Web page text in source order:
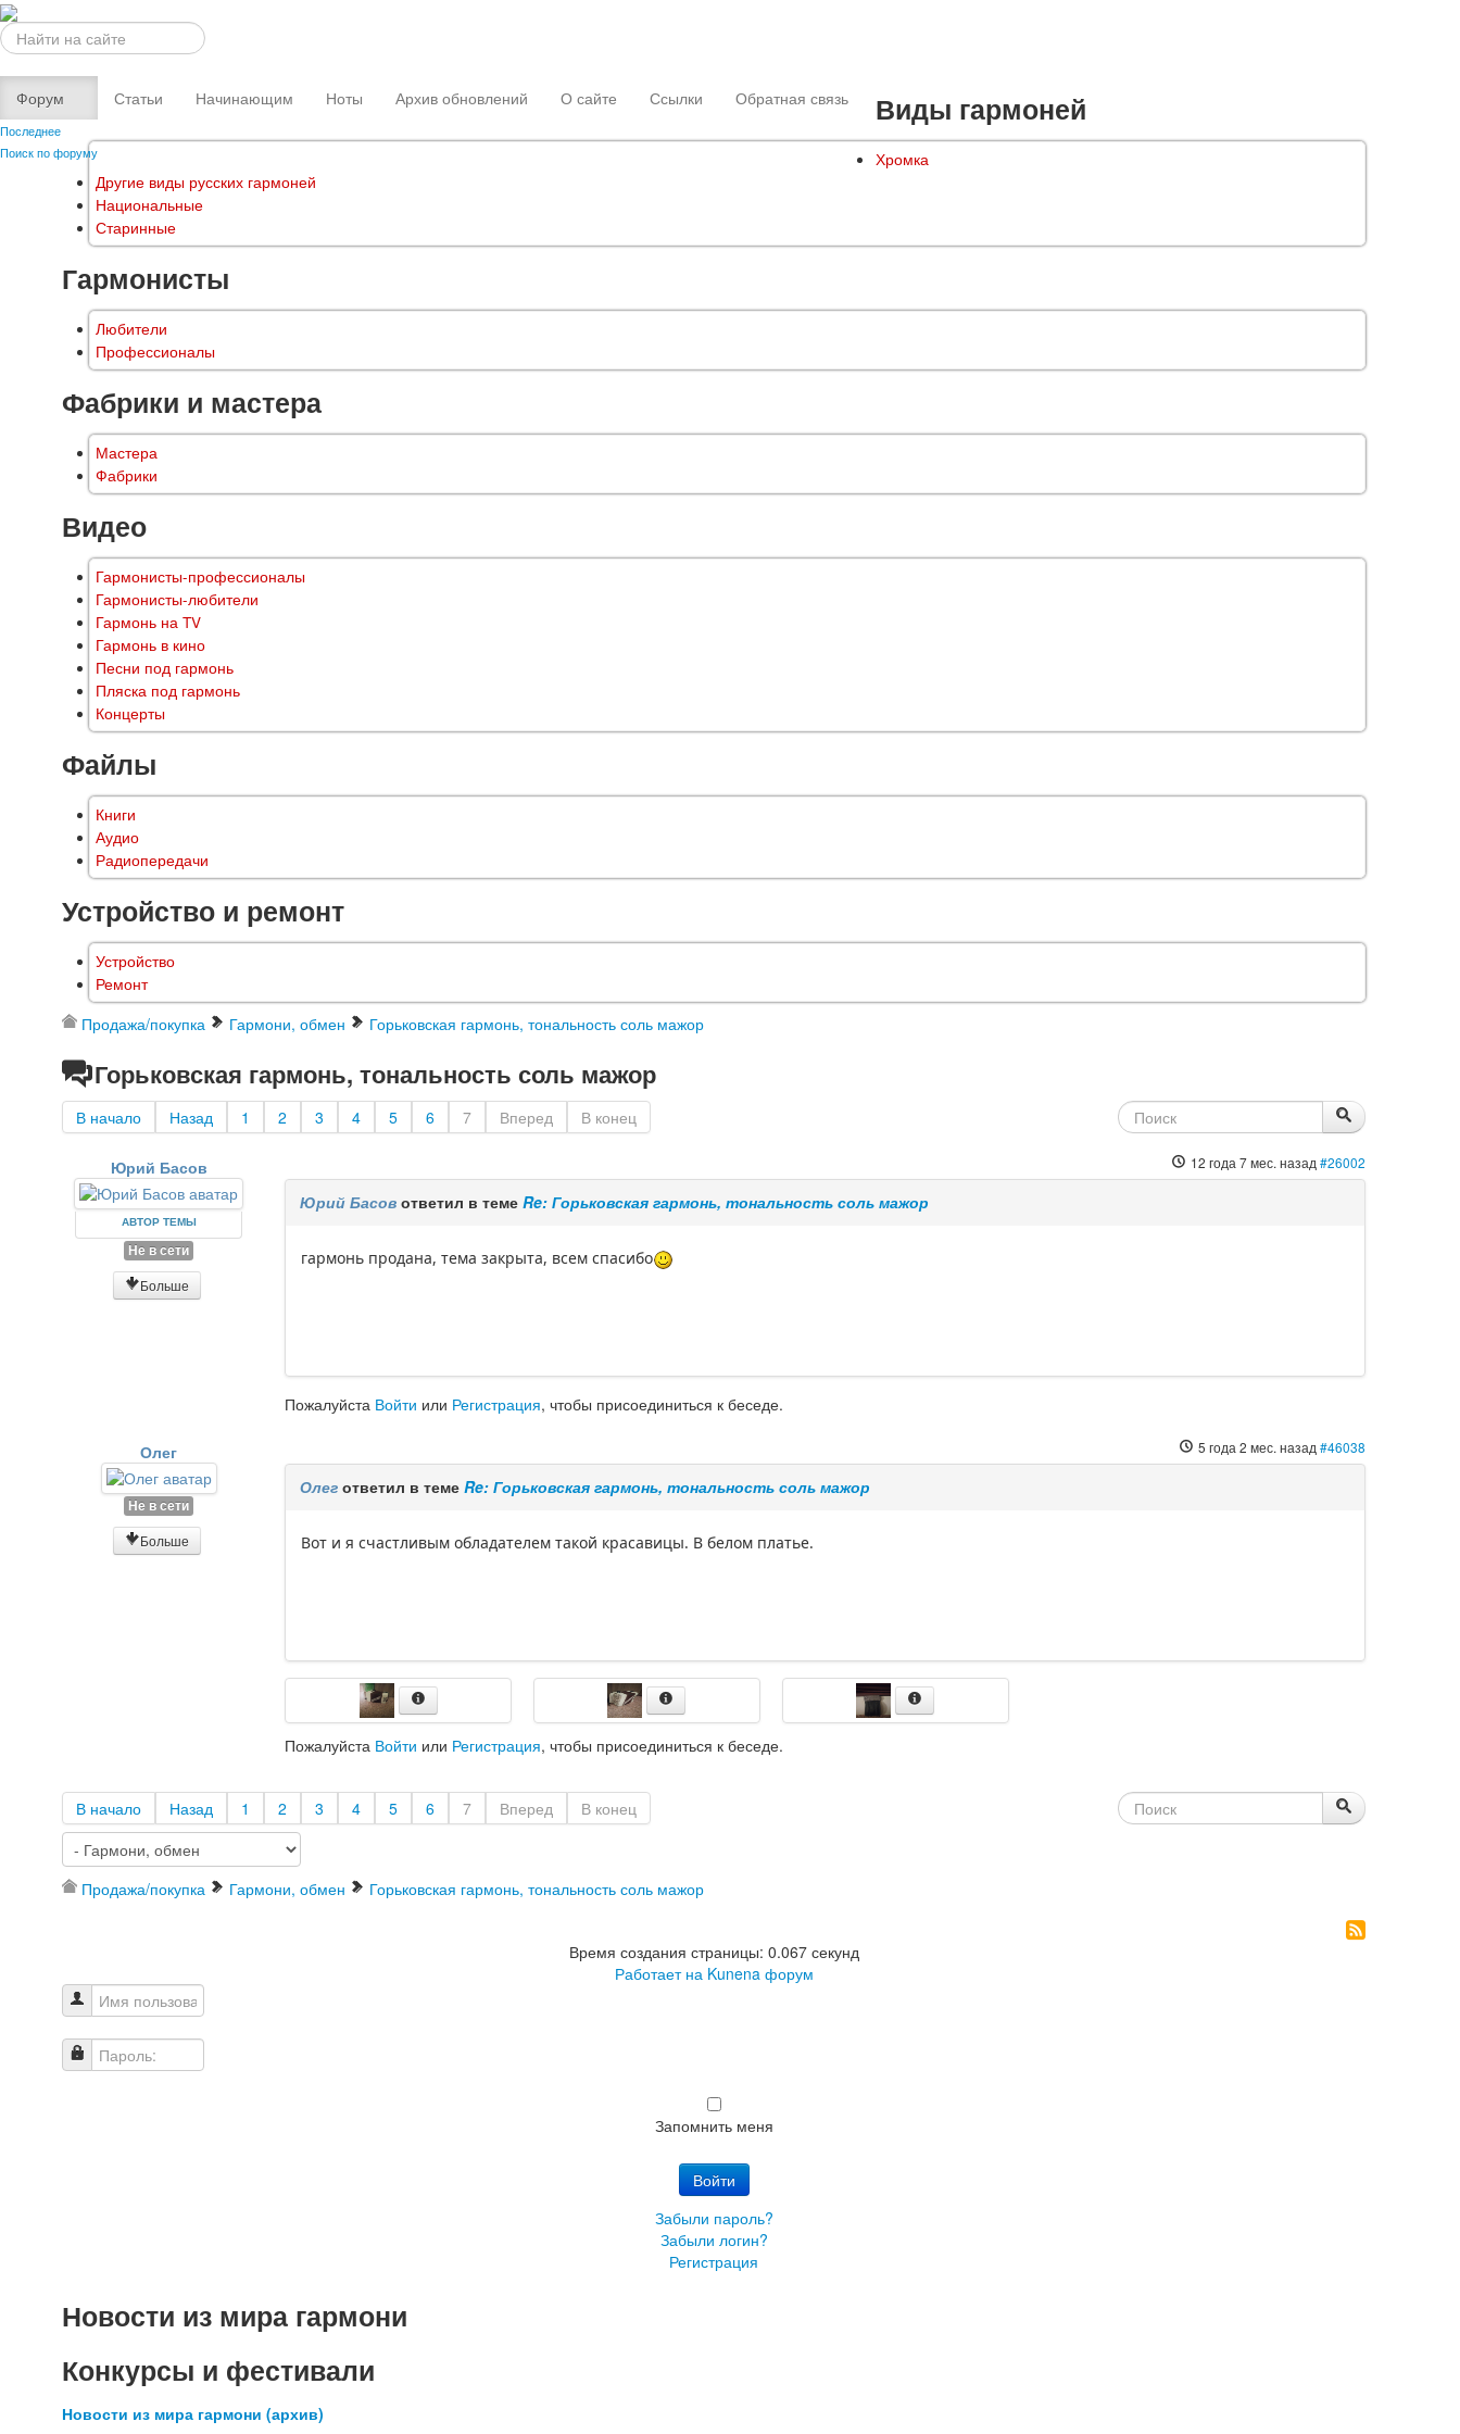
Искать...
Форум
Последнее
Поиск по форуму
Статьи Начинающим Ноты Архив обновлений О сайте Ссылки Обратная связь Виды гармоней
Хромка
Другие виды русских гармоней
Национальные
Старинные
Гармонисты
Любители
Профессионалы
Фабрики и мастера
Мастера
Фабрики
Видео
Гармонисты-профессионалы
Гармонисты-любители
Гармонь на TV
Гармонь в кино
Песни под гармонь
Пляска под гармонь
Концерты
Файлы
Книги
Аудио
Радиопередачи
Устройство и ремонт
Устройство
Ремонт
Продажа/покупка Гармони, обмен Горьковская гармонь, тональность соль мажор
Горьковская гармонь, тональность соль мажор
В начало Назад 1 2 3 4 5 6 7 Вперед В конец
Юрий Басов
АВТОР ТЕМЫ
Не в сети
Больше
12 года 7 мес. назад #26002
Юрий Басов ответил в темеRe: Горьковская гармонь, тональность соль мажор
гармонь продана, тема закрыта, всем спасибо
Пожалуйста Войти или Регистрация, чтобы присоединиться к беседе.
Олег
Не в сети
Больше
5 года 2 мес. назад #46038
Олег ответил в темеRe: Горьковская гармонь, тональность соль мажор
Вот и я счастливым обладателем такой красавицы. В белом платье.
Пожалуйста Войти или Регистрация, чтобы присоединиться к беседе.
В начало Назад 1 2 3 4 5 6 7 Вперед В конец
Продажа/покупка Гармони, обмен Горьковская гармонь, тональность соль мажор
Время создания страницы: 0.067 секунд
Работает на Kunena форум
Имя пользователя
Пароль:
Запомнить меня
Войти
Забыли пароль?
Забыли логин?
Регистрация
Новости из мира гармони
Конкурсы и фестивали
Новости из мира гармони (архив)